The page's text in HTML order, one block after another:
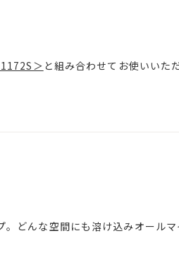
＞ と組み合わせてお使いいた
どんな空間にも溶け込みオール